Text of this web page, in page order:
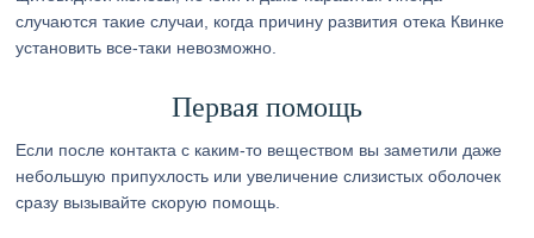
случаются такие случаи, когда причину развития отека Квинке
установить все-таки невозможно.
Первая помощь
Если после контакта с каким-то веществом вы заметили даже
небольшую припухлость или увеличение слизистых оболочек
сразу вызывайте скорую помощь.